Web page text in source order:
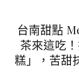
台南甜點
茶來這吃
糕」，苦甜